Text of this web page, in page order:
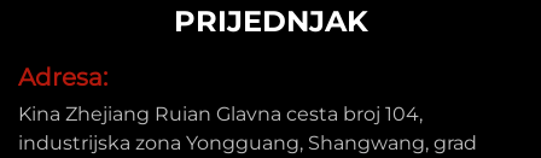
PRIJEDNJAK
Adresa:
Kina Zhejiang Ruian Glavna cesta broj 104,
industrijska zona Yongguang, Shangwang, grad